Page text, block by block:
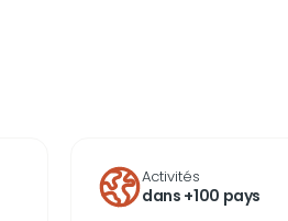
Activités
dans +100 pays